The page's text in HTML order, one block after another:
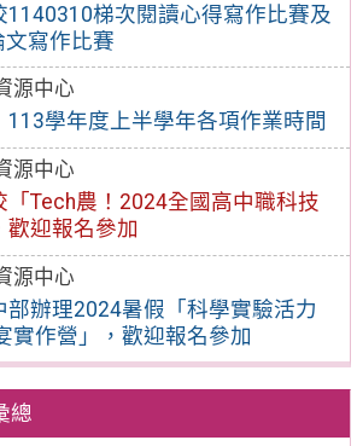
1140310梯次閱讀心得寫作比賽及
寫作比賽
源中心
113學年度上半學年各項作業時間
源中心
「Tech農！2024全國高中職科技
歡迎報名參加
源中心
部辦理2024暑假「科學實驗活力
實作營」，歡迎報名參加
總